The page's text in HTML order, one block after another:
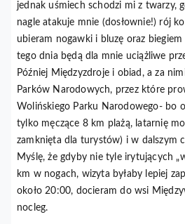
jednak uśmiech schodzi mi z twarzy,
nagle atakuje mnie (dosłownie!) rój
ubieram nogawki i bluzę oraz biegiem
tego dnia będą dla mnie uciążliwe
Później Międzyzdroje i obiad, a za
Parków Narodowych, przez które
Wolińskiego Parku Narodowego- bo
tylko męczące 8 km plażą, latarnię
zamknięta dla turystów) i w dalszym
Myślę, że gdyby nie tyle irytujących
km w nogach, wizyta byłaby lepiej
około 20:00, docieram do wsi
nocleg.